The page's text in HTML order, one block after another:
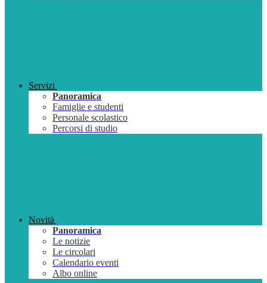
Servizi
Panoramica
Famiglie e studenti
Personale scolastico
Percorsi di studio
Novità
Panoramica
Le notizie
Le circolari
Calendario eventi
Albo online